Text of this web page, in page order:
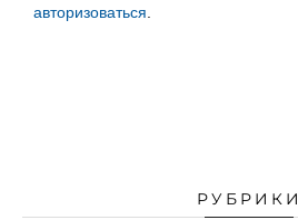
авторизоваться.
РУБРИКИ